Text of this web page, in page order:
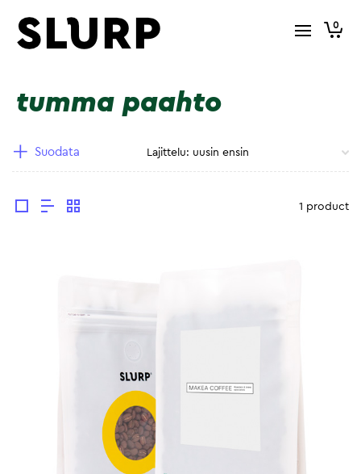
0
tumma paahto
Suodata
1 product